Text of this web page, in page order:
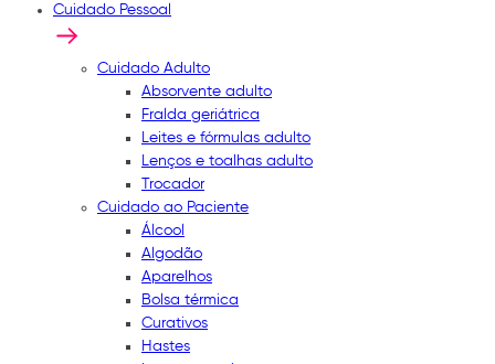
Cuidado Pessoal
Cuidado Adulto
Absorvente adulto
Fralda geriátrica
Leites e fórmulas adulto
Lenços e toalhas adulto
Trocador
Cuidado ao Paciente
Álcool
Algodão
Aparelhos
Bolsa térmica
Curativos
Hastes